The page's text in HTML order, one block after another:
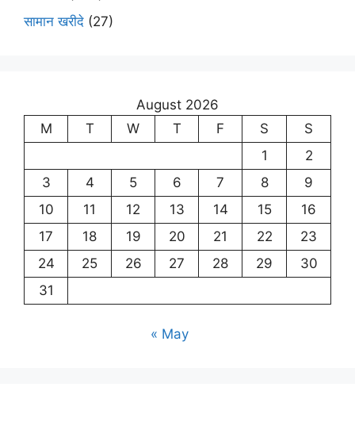
सामान खरीदे (27)
August 2026
M
T W T F S
S
1
2
3
4 5 6 7 8
9
10
11 12 13 14 15
16
17
18 19 20 21 22
23
24
25 26 27 28 29
30
31
« May